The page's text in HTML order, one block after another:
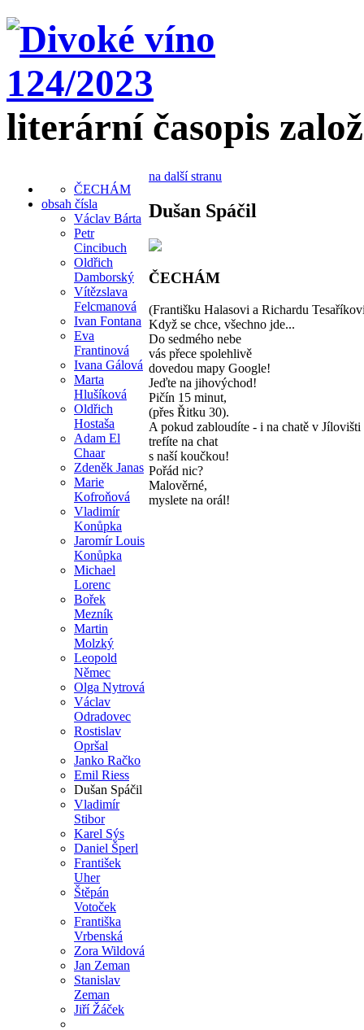
literární časopis
ČECHÁM
obsah čísla
Václav Bárta
Petr
Cincibuch
Oldřich
Damborský
Vítězslava
Felcmanová
Ivan Fontana
Eva
Frantinová
Ivana Gálová
Marta
Hlušíková
Oldřich
Hostaša
Adam El
Chaar
Zdeněk Janas
Marie
Kofroňová
Vladimír
Konůpka
Jaromír Louis
Konůpka
Michael
Lorenc
Bořek
Mezník
Martin
Molzký
Leopold
Němec
Olga Nytrová
Václav
Odradovec
Rostislav
Opršal
Janko Račko
Emil Riess
Dušan Spáčil
Vladimír
Stibor
Karel Sýs
Daniel Šperl
František
Uher
Štěpán
Votoček
Františka
Vrbenská
Zora Wildová
Jan Zeman
Stanislav
Zeman
Jiří Žáček
na další stranu
Dušan Spáčil
ČECHÁM
(Františku Halasovi a Richardu
Když se chce, všechno jde...
Do sedmého nebe
vás přece spolehlivě
dovedou mapy Google!
Jeďte na jihovýchod!
Pičín 15 minut,
(přes Řitku 30).
A pokud zabloudíte - i na chatě v Jílovišti
trefíte na chat
s naší koučkou!
Pořád nic?
Malověrné,
myslete na orál!